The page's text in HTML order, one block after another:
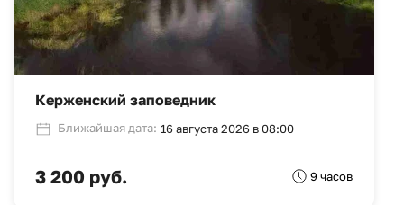
Керженский заповедник
Ближайшая дата: 16 августа 2026 в 08:00
3 200 руб. 9 часов